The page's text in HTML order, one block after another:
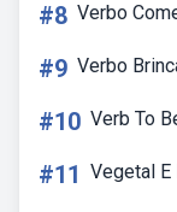
#8 Verbo
#9 Verbo
#10 Verb To
#11 Vegetal